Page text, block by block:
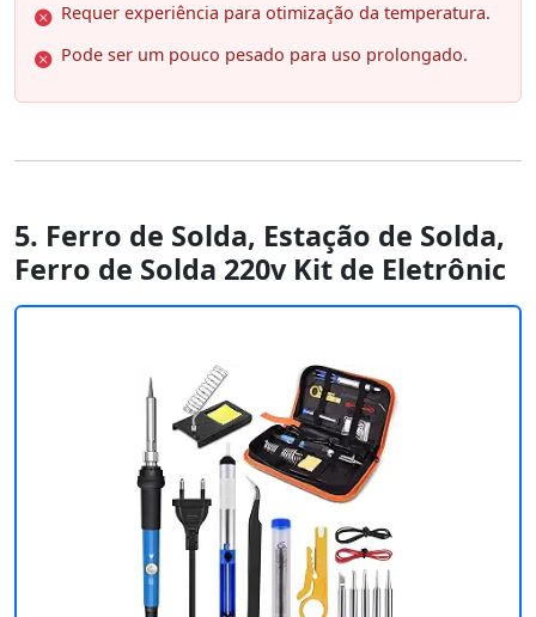
Requer experiência para otimização da temperatura.
Pode ser um pouco pesado para uso prolongado.
5. Ferro de Solda, Estação de Solda,
Ferro de Solda 220v Kit de Eletrônic